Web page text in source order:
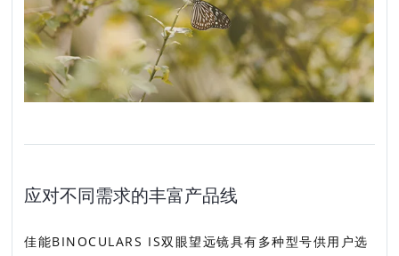
应对不同需求的丰富产品线
佳能BINOCULARS IS双眼望远镜具有多种型号供用户选